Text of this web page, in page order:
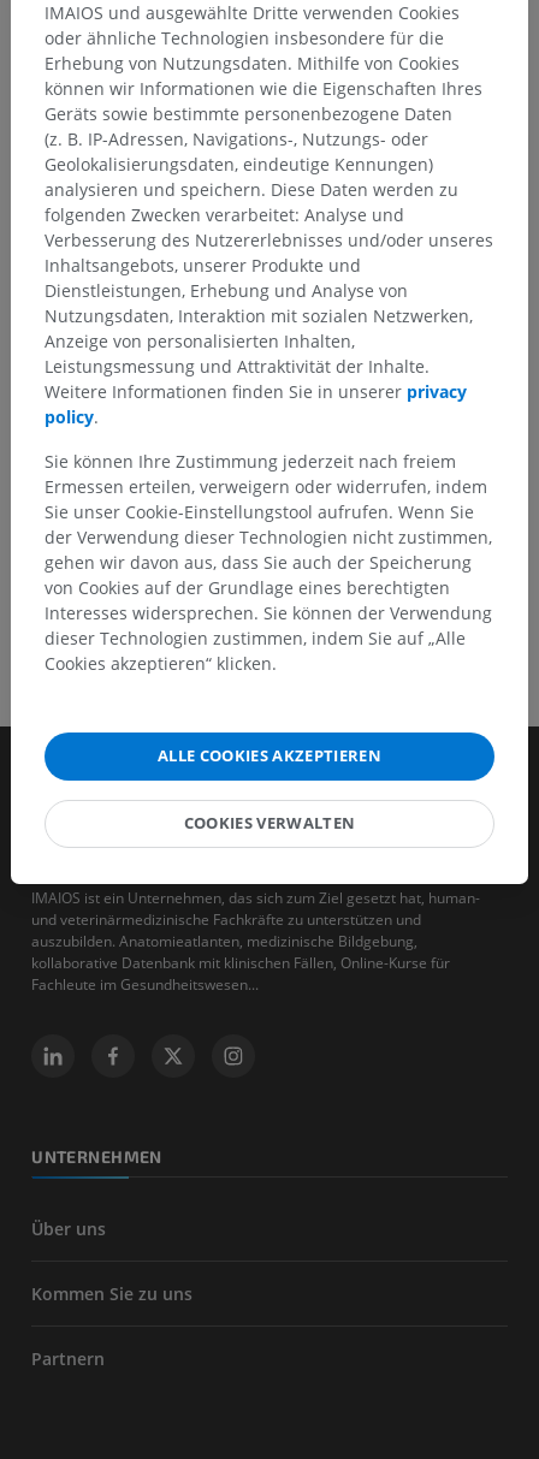
Anatomie des Menschen
Übersetzungen
Sie haben einen Fehler gefunden?
Sie können gerne eine Berichtigung, Übersetzung oder
inhaltliche Verbesserung vorschlagen.
Ein Problem melden
HOLE SIE SICH DIE APP
IMAIOS ist ein Unternehmen, das sich zum Ziel gesetzt hat, human-
und veterinärmedizinische Fachkräfte zu unterstützen und
auszubilden. Anatomieatlanten, medizinische Bildgebung,
kollaborative Datenbank mit klinischen Fällen, Online-Kurse für
Fachleute im Gesundheitswesen...
UNTERNEHMEN
Über uns
Kommen Sie zu uns
Partnern
IMAIOS und ausgewählte Dritte verwenden Cookies
oder ähnliche Technologien insbesondere für die
Erhebung von Nutzungsdaten. Mithilfe von Cookies
können wir Informationen wie die Eigenschaften Ihres
Geräts sowie bestimmte personenbezogene Daten
(z. B. IP-Adressen, Navigations-, Nutzungs- oder
Geolokalisierungsdaten, eindeutige Kennungen)
analysieren und speichern. Diese Daten werden zu
folgenden Zwecken verarbeitet: Analyse und
Verbesserung des Nutzererlebnisses und/oder unseres
Inhaltsangebots, unserer Produkte und
Dienstleistungen, Erhebung und Analyse von
Nutzungsdaten, Interaktion mit sozialen Netzwerken,
Anzeige von personalisierten Inhalten,
Leistungsmessung und Attraktivität der Inhalte.
Weitere Informationen finden Sie in unserer privacy
policy.
Sie können Ihre Zustimmung jederzeit nach freiem
Ermessen erteilen, verweigern oder widerrufen, indem
Sie unser Cookie-Einstellungstool aufrufen. Wenn Sie
der Verwendung dieser Technologien nicht zustimmen,
gehen wir davon aus, dass Sie auch der Speicherung
von Cookies auf der Grundlage eines berechtigten
Interesses widersprechen. Sie können der Verwendung
dieser Technologien zustimmen, indem Sie auf „Alle
Cookies akzeptieren“ klicken.
ALLE COOKIES AKZEPTIEREN
COOKIES VERWALTEN